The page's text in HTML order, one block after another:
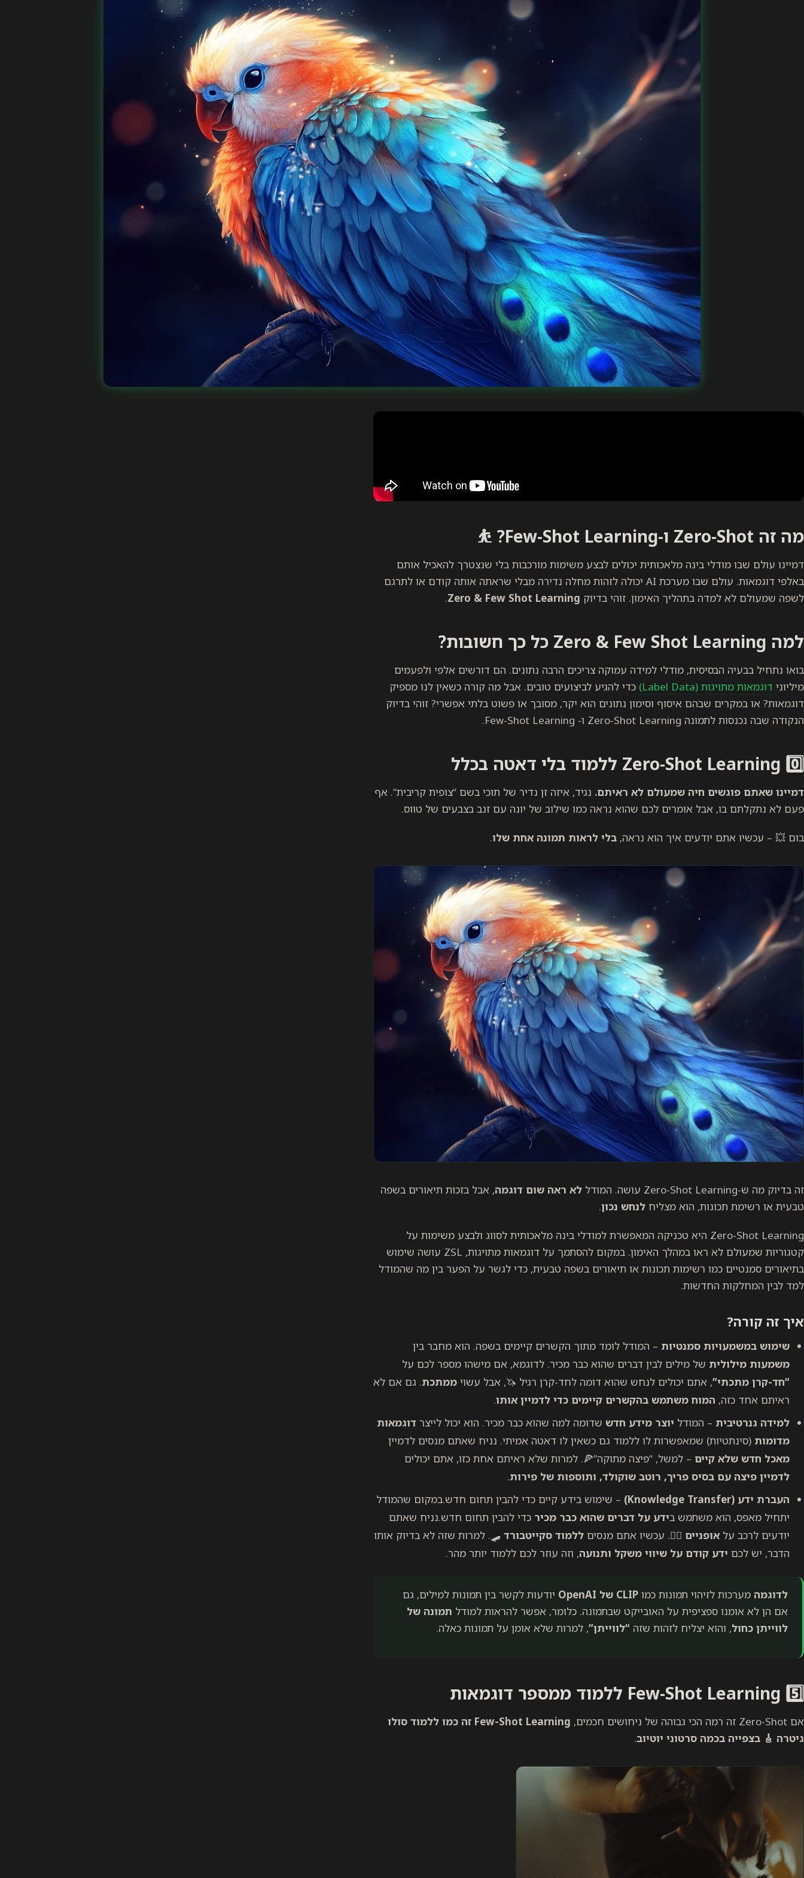
מה זה Zero-Shot ו-Few-Shot Learning? ⛹
דמיינו עולם שבו מודלי בינה מלאכותית יכולים לבצע משימות מורכבות בלי שנצטרך להאכיל אותם
באלפי דוגמאות. עולם שבו מערכת AI יכולה לזהות מחלה נדירה מבלי שראתה אותה קודם או לתרגם
לשפה שמעולם לא למדה בתהליך האימון. זוהי בדיוק Zero & Few Shot Learning
.
למה Zero & Few Shot Learning כל כך חשובות?
בואו נתחיל בבעיה הבסיסית, מודלי למידה עמוקה צריכים הרבה נתונים. הם דורשים אלפי ולפעמים
מיליוני דוגמאות מתויגות (Label Data)
כדי להגיע לביצועים טובים. אבל מה קורה כשאין לנו מספיק
דוגמאות? או במקרים שבהם איסוף וסימון נתונים הוא יקר, מסובך או פשוט בלתי אפשרי? זוהי בדיוק
הנקודה שבה נכנסות לתמונה Zero-Shot Learning ו- Few-Shot Learning.
0️⃣ Zero-Shot Learning ללמוד בלי דאטה בכלל
דמיינו שאתם פוגשים חיה שמעולם לא ראיתם. נגיד, איזה זן נדיר של תוכי בשם “צופית קריבית”. אף
פעם לא נתקלתם בו, אבל אומרים לכם שהוא נראה כמו שילוב של יונה עם זנב בצבעים של טווס.
בום 💥 – עכשיו אתם יודעים איך הוא נראה, בלי לראות תמונה אחת שלו.
זה בדיוק מה ש-Zero-Shot Learning עושה. המודל לא ראה שום דוגמה, אבל בזכות תיאורים בשפה
טבעית או רשימת תכונות, הוא מצליח לנחש נכון.
Zero-Shot Learning היא טכניקה המאפשרת למודלי בינה מלאכותית לסווג ולבצע משימות על
קטגוריות שמעולם לא ראו במהלך האימון. במקום להסתמך על דוגמאות מתויגות, ZSL עושה שימוש
בתיאורים סמנטיים כמו רשימות תכונות או תיאורים בשפה טבעית, כדי לגשר על הפער בין מה שהמודל
למד לבין המחלקות החדשות.
איך זה קורה?
שימוש במשמעויות סמנטיות – המודל לומד מתוך הקשרים קיימים בשפה. הוא מחבר בין
משמעות מילולית של מילים לבין דברים שהוא כבר מכיר. לדוגמא, אם מישהו מספר לכם על
“חד-קרן מתכתי”, אתם יכולים לנחש שהוא דומה לחד-קרן רגיל 🦄, אבל עשוי ממתכת. גם אם לא
ראיתם אחד כזה, המוח משתמש בהקשרים קיימים כדי לדמיין אותו.
למידה גנרטיבית – המודל יוצר מידע חדש שדומה למה שהוא כבר מכיר. הוא יכול לייצר דוגמאות
מדומות (סינתטיות) שמאפשרות לו ללמוד גם כשאין לו דאטה אמיתי. נניח שאתם מנסים לדמיין
מאכל חדש שלא קיים – למשל, “פיצה מתוקה”🍕. למרות שלא ראיתם אחת כזו, אתם יכולים
לדמיין פיצה עם בסיס פריך, רוטב שוקולד, ותוספות של פירות.
העברת ידע (Knowledge Transfer)
– שימוש בידע קיים כדי להבין תחום חדש.במקום שהמודל
יתחיל מאפס, הוא משתמש בידע על דברים שהוא כבר מכיר כדי להבין תחום חדש.נניח שאתם
יודעים לרכב על אופניים 🚴‍♂️. עכשיו אתם מנסים ללמוד סקייטבורד 🛹. למרות שזה לא בדיוק אותו
הדבר, יש לכם ידע קודם על שיווי משקל ותנועה, וזה עוזר לכם ללמוד יותר מהר.
לדוגמה מערכות לזיהוי תמונות כמו CLIP של OpenAI
יודעות לקשר בין תמונות למילים, גם
אם הן לא אומנו ספציפית על האובייקט שבתמונה. כלומר, אפשר להראות למודל תמונה של
לווייתן כחול, והוא יצליח לזהות שזה “לווייתן”, למרות שלא אומן על תמונות כאלה.
5️⃣ Few-Shot Learning ללמוד ממספר דוגמאות
אם Zero-Shot זה רמה הכי גבוהה של ניחושים חכמים,
Few-Shot Learning זה כמו ללמוד סולו
גיטרה 🎸 בצפייה בכמה סרטוני יוטיוב.